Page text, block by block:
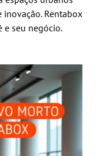
inovação. Rentabox
e seu negócio.